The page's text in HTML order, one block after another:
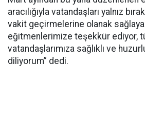
aracılığıyla vatandaşları yalnız
vakit geçirmelerine olanak
eğitmenlerimize teşekkür ediyor,
vatandaşlarımıza sağlıklı ve
diliyorum” dedi.